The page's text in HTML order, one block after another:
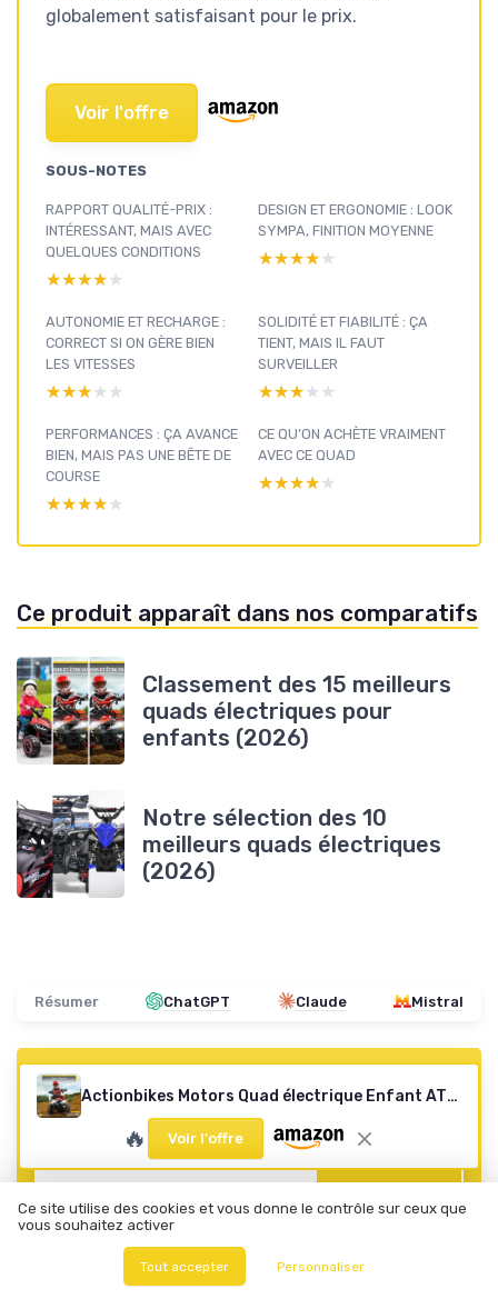
globalement satisfaisant pour le prix.
Voir l'offre
SOUS-NOTES
RAPPORT QUALITÉ-PRIX :
INTÉRESSANT, MAIS AVEC
QUELQUES CONDITIONS
★★★★★
★★★★★
DESIGN ET ERGONOMIE : LOOK
SYMPA, FINITION MOYENNE
★★★★★
★★★★★
AUTONOMIE ET RECHARGE :
CORRECT SI ON GÈRE BIEN
LES VITESSES
★★★★★
★★★★★
SOLIDITÉ ET FIABILITÉ : ÇA
TIENT, MAIS IL FAUT
SURVEILLER
★★★★★
★★★★★
PERFORMANCES : ÇA AVANCE
BIEN, MAIS PAS UNE BÊTE DE
COURSE
★★★★★
★★★★★
CE QU’ON ACHÈTE VRAIMENT
AVEC CE QUAD
★★★★★
★★★★★
Ce produit apparaît dans nos comparatifs
Classement des 15 meilleurs
quads électriques pour
enfants (2026)
Notre sélection des 10
meilleurs quads électriques
(2026)
Résumer ChatGPT Claude Mistral
Recevez les dernières actualités de
Moto-électrique.net
*En remplissant ce formulaire, j’accepte d’être contacté(e) à
des fins commerciales par Moto-électrique.net et ses
partenaires.
Actionbikes Motors Quad électrique Enfant ATV Torino - 36 Volts 1000 Watts Jusqu’à 24 km/h - Quad Enfant - Pocket Quad - pédale de sécurité Safety Touch - Mini Quad - dès 8 Ans (Noir)
🔥 Voir l'offre
Ce site utilise des cookies et vous donne le contrôle sur ceux que
vous souhaitez activer
Tout accepter Personnaliser